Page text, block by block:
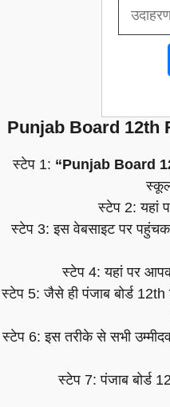
Punjab Board 12th
स्टेप 1: “Punjab Board
स्कूल
स्टेप 2: यहां
स्टेप 3: इस वेबसाइट पर
स्टेप 4: यहां पर
स्टेप 5: जैसे ही पंजाब बोर्ड
स्टेप 6: इस तरीके से सभी
स्टेप 7: पंजाब बोर्ड